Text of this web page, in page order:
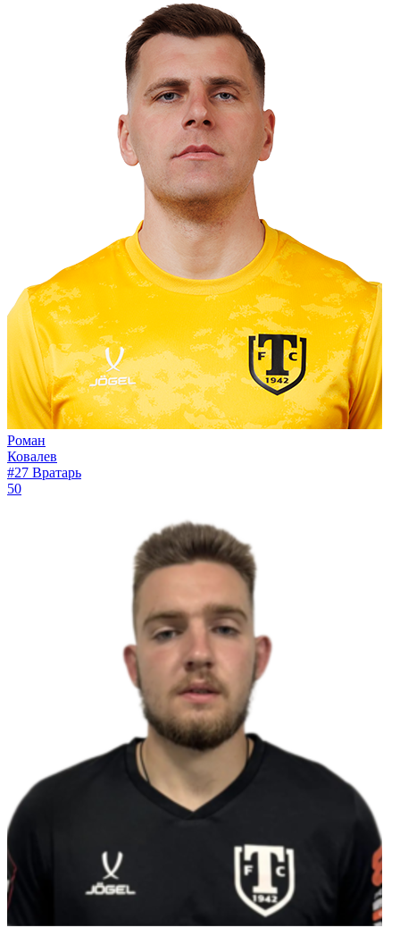
Роман
Ковалев
#27 Вратарь
50